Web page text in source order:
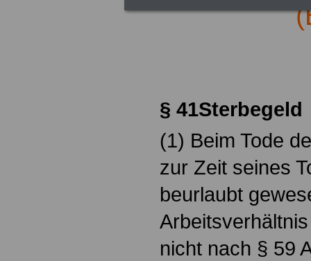
§ 41Sterbegeld
(1) Beim Tode
zur Zeit seines
beurlaubt
nicht nach § 59